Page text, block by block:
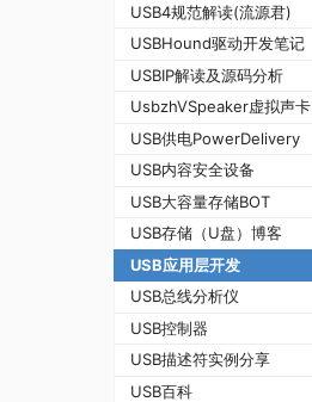
USB4规范解读(流源君)
USBHound驱动开发笔记
USBIP解读及源码分析
UsbzhVSpeaker虚拟声卡
USB供电PowerDelivery
USB内容安全设备
USB大容量存储BOT
USB存储（U盘）博客
USB应用层开发
USB总线分析仪
USB控制器
USB描述符实例分享
USB百科